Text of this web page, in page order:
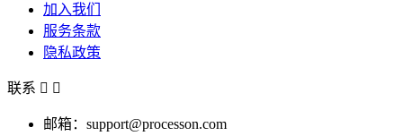
加入我们
服务条款
隐私政策
联系  
邮箱：support@processon.com